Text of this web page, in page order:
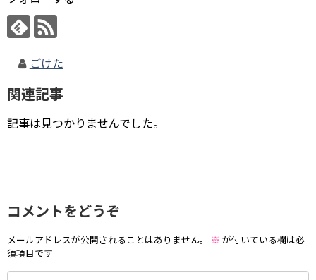
ごけた
関連記事
記事は見つかりませんでした。
コメントをどうぞ
メールアドレスが公開されることはありません。 ※ が付いている欄は必
須項目です